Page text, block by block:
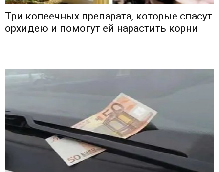
Три копеечных препарата, которые спасут
орхидею и помогут ей нарастить корни